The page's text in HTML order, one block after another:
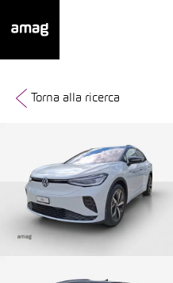
Torna alla ricerca